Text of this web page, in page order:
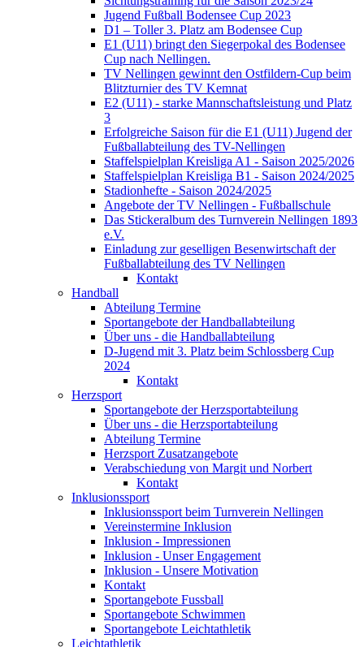
Jugend Fußball Bodensee Cup 2023
D1 – Toller 3. Platz am Bodensee Cup
E1 (U11) bringt den Siegerpokal des Bodensee
Cup nach Nellingen.
TV Nellingen gewinnt den Ostfildern-Cup beim
Blitzturnier des TV Kemnat
E2 (U11) - starke Mannschaftsleistung und Platz
3
Erfolgreiche Saison für die E1 (U11) Jugend der
Fußballabteilung des TV-Nellingen
Staffelspielplan Kreisliga A1 - Saison 2025/2026
Staffelspielplan Kreisliga B1 - Saison 2024/2025
Stadionhefte - Saison 2024/2025
Angebote der TV Nellingen - Fußballschule
Das Stickeralbum des Turnverein Nellingen 1893
e.V.
Einladung zur geselligen Besenwirtschaft der
Fußballabteilung des TV Nellingen
Kontakt
Handball
Abteilung Termine
Sportangebote der Handballabteilung
Über uns - die Handballabteilung
D-Jugend mit 3. Platz beim Schlossberg Cup
2024
Kontakt
Herzsport
Sportangebote der Herzsportabteilung
Über uns - die Herzsportabteilung
Abteilung Termine
Herzsport Zusatzangebote
Verabschiedung von Margit und Norbert
Kontakt
Inklusionssport
Inklusionssport beim Turnverein Nellingen
Vereinstermine Inklusion
Inklusion - Impressionen
Inklusion - Unser Engagement
Inklusion - Unsere Motivation
Kontakt
Sportangebote Fussball
Sportangebote Schwimmen
Sportangebote Leichtathletik
Leichtathletik